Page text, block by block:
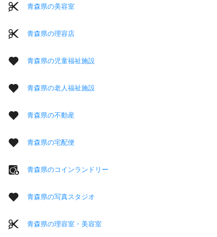
青森県の美容室
青森県の理容店
青森県の児童福祉施設
青森県の老人福祉施設
青森県の不動産
青森県の宅配便
青森県のコインランドリー
青森県の写真スタジオ
青森県の理容室・美容室